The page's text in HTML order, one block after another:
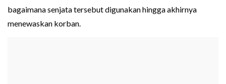
bagaimana senjata tersebut digunakan hingga akhirnya
menewaskan korban.